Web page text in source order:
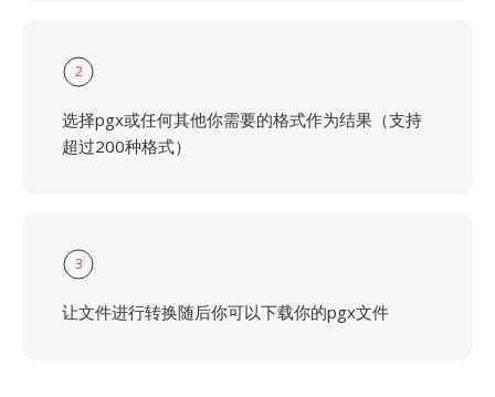
2
选择pgx或任何其他你需要的格式作为结果（支持
超过200种格式）
3
让文件进行转换随后你可以下载你的pgx文件